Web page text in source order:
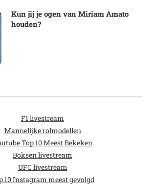
Kun jij je ogen van Miriam Amato
houden?
F1 livestream
Mannelijke rolmodellen
Top 10 Meest Bekeken
Boksen livestream
UFC livestream
10 Instagram meest gevolgd